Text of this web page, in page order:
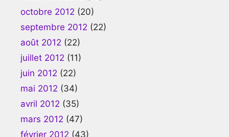
octobre 2012 (20)
septembre 2012 (22)
août 2012 (22)
juillet 2012 (11)
juin 2012 (22)
mai 2012 (34)
avril 2012 (35)
mars 2012 (47)
février 2012 (43)